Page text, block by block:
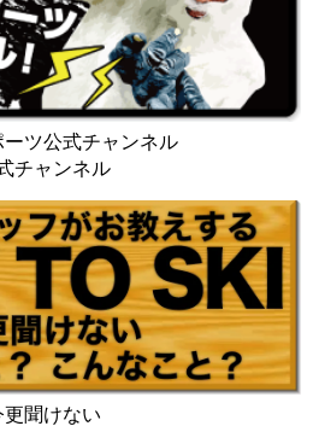
ーツ公式チャンネル
チャンネル
更聞けない